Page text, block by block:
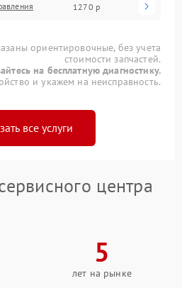
1270 р
ориентировочные, без учета
стоимости запчастей.
на бесплатную диагностику.
и укажем на неисправность.
все услуги
центра
5
лет на рынке